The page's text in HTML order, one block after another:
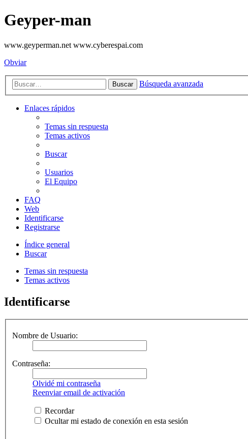
Geyper-man
www.geyperman.net www.cyberespai.com
Obviar
Buscar Búsqueda avanzada
Enlaces rápidos
Temas sin respuesta
Temas activos
Buscar
Usuarios
El Equipo
FAQ
Web
Identificarse
Registrarse
Índice general
Buscar
Temas sin respuesta
Temas activos
Identificarse
Nombre de Usuario:
Contraseña:
Olvidé mi contraseña
Reenviar email de activación
Recordar
Ocultar mi estado de conexión en esta sesión